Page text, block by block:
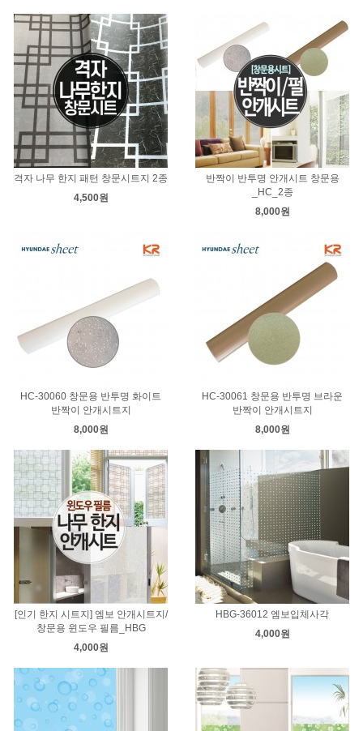
격자 나무 한지 패턴 창문시트지 2종
4,500원
반짝이 반투명 안개시트 창문용
_HC_2종
8,000원
HC-30060 창문용 반투명 화이트
반짝이 안개시트지
8,000원
HC-30061 창문용 반투명 브라운
반짝이 안개시트지
8,000원
[인기 한지 시트지] 엠보 안개시트지/
창문용 윈도우 필름_HBG
4,000원
HBG-36012 엠보입체사각
4,000원